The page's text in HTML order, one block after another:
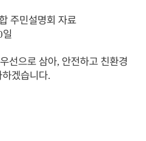
주민설명회 자료
일
선으로 삼아, 안전하고 친환경
겠습니다.